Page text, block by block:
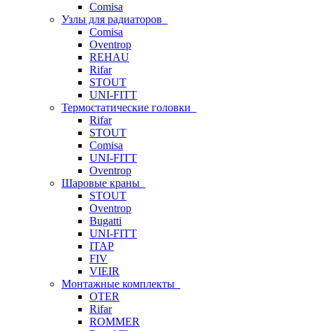
Comisa
Узлы для радиаторов
Comisa
Oventrop
REHAU
Rifar
STOUT
UNI-FITT
Термостатические головки
Rifar
STOUT
Comisa
UNI-FITT
Oventrop
Шаровые краны
STOUT
Oventrop
Bugatti
UNI-FITT
ITAP
FIV
VIEIR
Монтажные комплекты
OTER
Rifar
ROMMER